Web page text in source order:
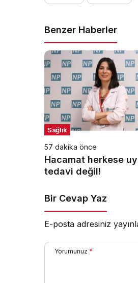
Benzer Haberler
Sağlık
57 dakika önce
Hacamat herkese
tedavi değil!
Bir Cevap Yaz
E-posta adresiniz
Yorumunuz *